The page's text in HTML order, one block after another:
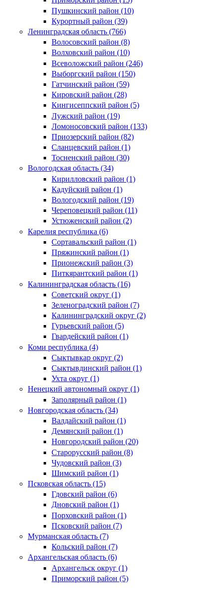
Пушкинский район (10)
Курортный район (39)
Ленинградская область (766)
Волосовский район (8)
Волховский район (10)
Всеволожский район (246)
Выборгский район (150)
Гатчинский район (59)
Кировский район (28)
Кингисеппский район (5)
Лужский район (19)
Ломоносовский район (133)
Приозерский район (82)
Сланцевский район (1)
Тосненский район (30)
Вологодская область (34)
Кирилловский район (1)
Кадуйский район (1)
Вологодский район (19)
Череповецкий район (11)
Устюженский район (2)
Карелия республика (6)
Сортавальский район (1)
Пряжинский район (1)
Прионежский район (3)
Питкярантский район (1)
Калининградская область (16)
Советский округ (1)
Зеленоградский район (7)
Калининградский округ (2)
Гурьевский район (5)
Гвардейский район (1)
Коми республика (4)
Сыктывкар округ (2)
Сыктывдинский район (1)
Ухта округ (1)
Ненецкий автономный округ (1)
Заполярный район (1)
Новгородская область (34)
Валдайский район (1)
Демянский район (1)
Новгородский район (20)
Старорусский район (8)
Чудовский район (3)
Шимский район (1)
Псковская область (15)
Гдовский район (6)
Дновский район (1)
Порховский район (1)
Псковский район (7)
Мурманская область (7)
Кольский район (7)
Архангельская область (6)
Архангельск округ (1)
Приморский район (5)